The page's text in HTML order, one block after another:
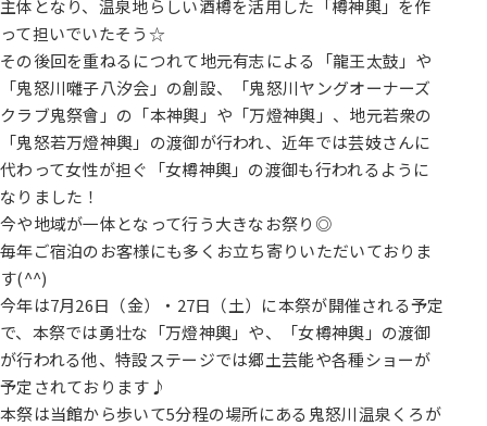
主体となり、温泉地らしい酒樽を活用した「樽神輿」を作
って担いでいたそう☆
その後回を重ねるにつれて地元有志による「龍王太鼓」や
「鬼怒川囃子八汐会」の創設、「鬼怒川ヤングオーナーズ
クラブ鬼祭會」の「本神輿」や「万燈神輿」、地元若衆の
「鬼怒若万燈神輿」の渡御が行われ、近年では芸妓さんに
代わって女性が担ぐ「女樽神輿」の渡御も行われるように
なりました！
今や地域が一体となって行う大きなお祭り◎
毎年ご宿泊のお客様にも多くお立ち寄りいただいておりま
す(^^)
今年は7月26日（金）・27日（土）に本祭が開催される予定
で、本祭では勇壮な「万燈神輿」や、「女樽神輿」の渡御
が行われる他、特設ステージでは郷土芸能や各種ショーが
予定されております♪
本祭は当館から歩いて5分程の場所にある鬼怒川温泉くろが